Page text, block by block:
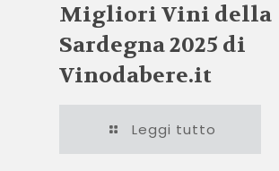
Migliori Vini della
Sardegna 2025 di
Vinodabere.it
Leggi tutto